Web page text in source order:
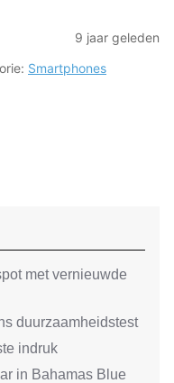
9 jaar geleden
Smartphones
met vernieuwde
duurzaamheidstest
indruk
in Bahamas Blue